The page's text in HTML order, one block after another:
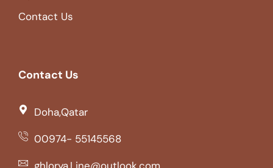
Contact Us
Contact Us
Doha,Qatar
00974- 55145568